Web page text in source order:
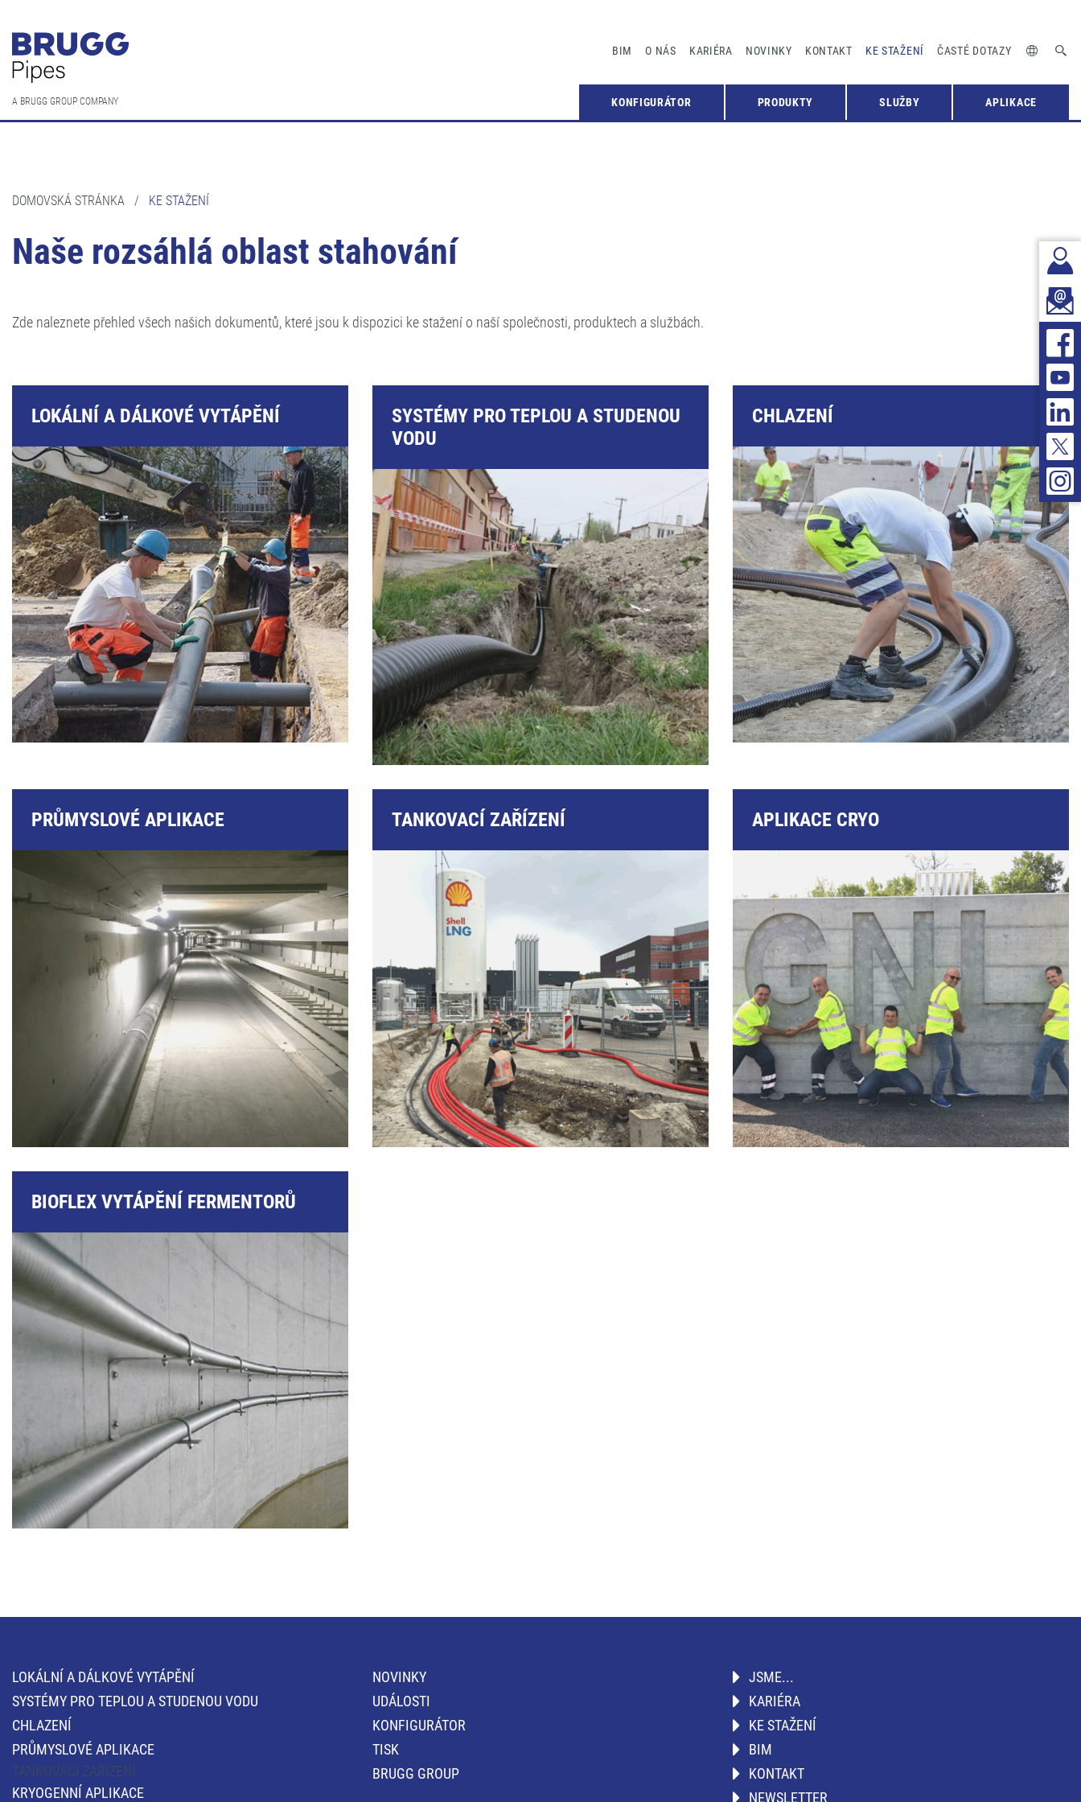
BIM O NÁS KARIÉRA NOVINKY KONTAKT KE STAŽENÍ ČASTÉ DOTAZY
A BRUGG GROUP COMPANY KONFIGURÁTOR PRODUKTY SLUŽBY APLIKACE
DOMOVSKÁ STRÁNKA / KE STAŽENÍ
Naše rozsáhlá oblast stahování
Zde naleznete přehled všech našich dokumentů, které jsou k dispozici ke stažení o naší společnosti, produktech a službách.
LOKÁLNÍ A DÁLKOVÉ VYTÁPĚNÍ
SYSTÉMY PRO TEPLOU A STUDENOU
VODU
CHLAZENÍ
PRŮMYSLOVÉ APLIKACE TANKOVACÍ ZAŘÍZENÍ APLIKACE CRYO
BIOFLEX VYTÁPĚNÍ FERMENTORŮ
LOKÁLNÍ A DÁLKOVÉ VYTÁPĚNÍ
SYSTÉMY PRO TEPLOU A STUDENOU VODU
CHLAZENÍ
PRŮMYSLOVÉ APLIKACE
TANKOVACÍ ZAŘÍZENÍ
KRYOGENNÍ APLIKACE
NOVINKY
UDÁLOSTI
KONFIGURÁTOR
TISK
BRUGG GROUP
JSME...
KARIÉRA
KE STAŽENÍ
BIM
KONTAKT
NEWSLETTER